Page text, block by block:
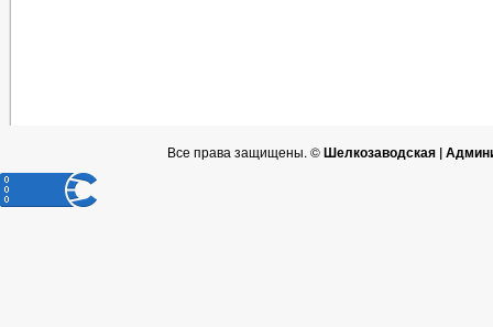
Все права защищены. ©Шелкозаводская |